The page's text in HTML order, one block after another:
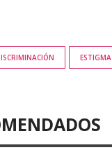
ESTIGMA